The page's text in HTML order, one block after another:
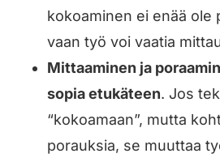
kokoaminen ei enää ole
vaan työ voi vaatia
Mittaaminen ja
sopia etukäteen. Jos
“kokoamaan”, mutta
porauksia, se muuttaa